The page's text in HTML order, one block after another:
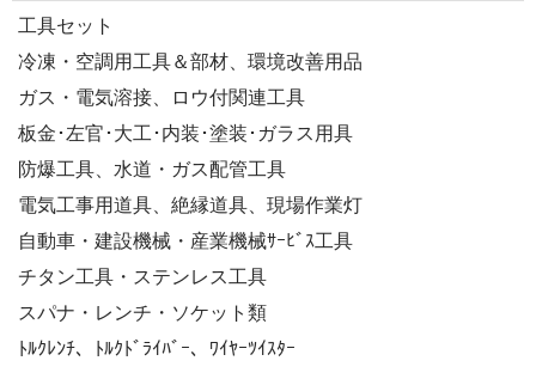
工具セット
冷凍・空調用工具＆部材、環境改善用品
ガス・電気溶接、ロウ付関連工具
板金･左官･大工･内装･塗装･ガラス用具
防爆工具、水道・ガス配管工具
電気工事用道具、絶縁道具、現場作業灯
自動車・建設機械・産業機械ｻｰﾋﾞｽ工具
チタン工具・ステンレス工具
スパナ・レンチ・ソケット類
ﾄﾙｸﾚﾝﾁ、ﾄﾙｸﾄﾞﾗｲﾊﾞｰ、ﾜｲﾔｰﾂｲｽﾀｰ